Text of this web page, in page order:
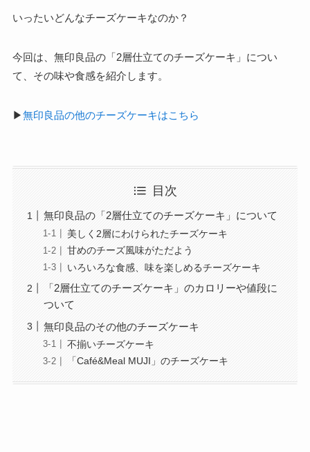
いったいどんなチーズケーキなのか？
今回は、 無印良品の「2層仕立てのチーズケーキ」 につい
て、その味や食感を紹介します。
▶無印良品の他のチーズケーキはこちら
目次
無印良品の「2層仕立てのチーズケーキ」について
美しく2層にわけられたチーズケーキ
甘めのチーズ風味がただよう
いろいろな食感、味を楽しめるチーズケーキ
「2層仕立てのチーズケーキ」のカロリーや値段に
ついて
無印良品のその他のチーズケーキ
不揃いチーズケーキ
「Café&Meal MUJI」のチーズケーキ